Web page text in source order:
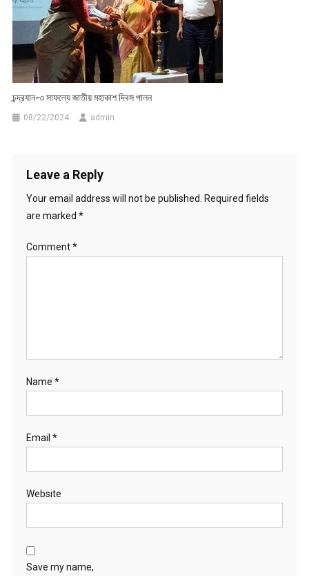
চন্দ্রযান-৩ সাফল্যে জাতীয় মহাকাশ দিবস পালন
08/22/2024 admin
Leave a Reply
Your email address will not be published.
Required fields
are marked *
Comment*
Name *
Email *
Website
Save my name,